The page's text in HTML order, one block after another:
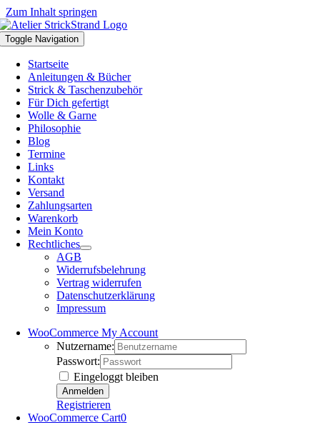
Zum Inhalt springen
Toggle Navigation
Startseite
Anleitungen & Bücher
Strick & Taschenzubehör
Für Dich gefertigt
Wolle & Garne
Philosophie
Blog
Termine
Links
Kontakt
Versand
Zahlungsarten
Warenkorb
Mein Konto
Rechtliches
AGB
Widerrufsbelehrung
Vertrag widerrufen
Datenschutzerklärung
Impressum
WooCommerce My Account
Nutzername:
Passwort:
Eingeloggt bleiben
Registrieren
WooCommerce Cart0